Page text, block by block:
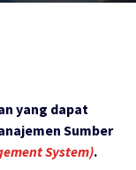
yang dapat
Sumber
System).